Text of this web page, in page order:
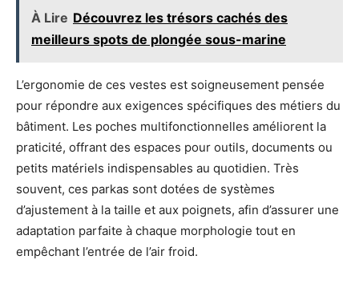
À Lire Découvrez les trésors cachés des
meilleurs spots de plongée sous-marine
L’ergonomie de ces vestes est soigneusement pensée
pour répondre aux exigences spécifiques des métiers du
bâtiment. Les poches multifonctionnelles améliorent la
praticité, offrant des espaces pour outils, documents ou
petits matériels indispensables au quotidien. Très
souvent, ces parkas sont dotées de systèmes
d’ajustement à la taille et aux poignets, afin d’assurer une
adaptation parfaite à chaque morphologie tout en
empêchant l’entrée de l’air froid.